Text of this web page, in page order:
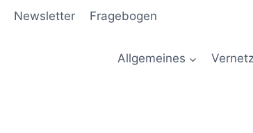
Newsletter Fragebogen
Allgemeines